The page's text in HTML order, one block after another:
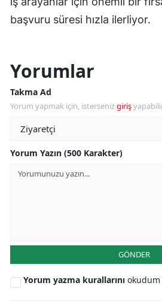
başvuru süresi hızla ilerliyor.
Yorumlar
Takma Ad
Yorum yapmak için, istersenizgiriş
Yorum Yazın (500 Karakter)
GÖNDER
Yorum yazma kurallarını